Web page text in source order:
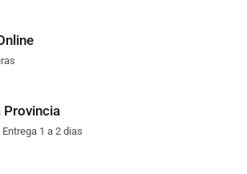
Provincia
1 a 2 dias